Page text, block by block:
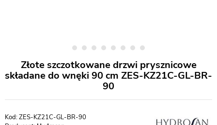
Złote szczotkowane drzwi prysznicowe
składane do wnęki 90 cm ZES-KZ21C-GL-BR-
90
ZES-KZ21C-GL-BR-90